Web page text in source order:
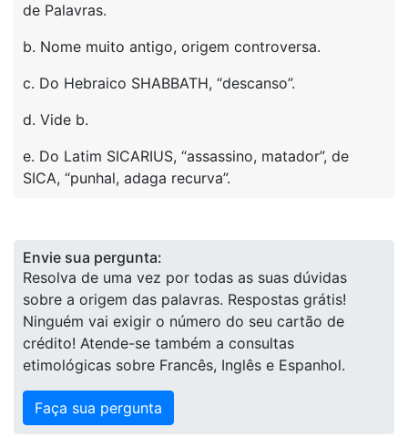
de Palavras.
b. Nome muito antigo, origem controversa.
c. Do Hebraico SHABBATH, “descanso”.
d. Vide b.
e. Do Latim SICARIUS, “assassino, matador”, de
SICA, “punhal, adaga recurva”.
Envie sua pergunta:
Resolva de uma vez por todas as suas dúvidas
sobre a origem das palavras. Respostas grátis!
Ninguém vai exigir o número do seu cartão de
crédito! Atende-se também a consultas
etimológicas sobre Francês, Inglês e Espanhol.
Faça sua pergunta